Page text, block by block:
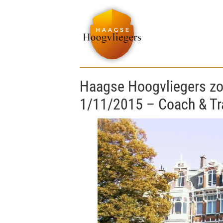
Haagse Hoogvliegers
1/11/2015 – Coach &